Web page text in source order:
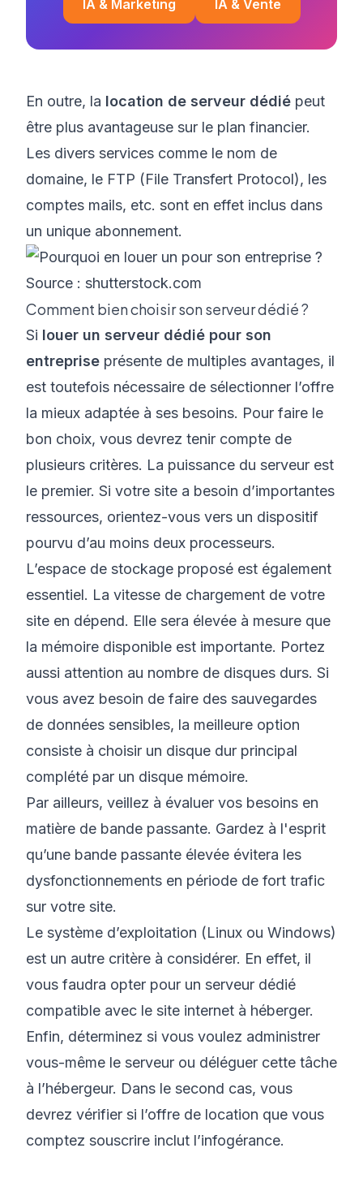
IA & Marketing IA & Vente
En outre, la location de serveur dédié peut
être plus avantageuse sur le plan financier.
Les divers services comme le nom de
domaine, le FTP (File Transfert Protocol), les
comptes mails, etc. sont en effet inclus dans
un unique abonnement.
Source : shutterstock.com
Comment bien choisir son serveur dédié ?
Si louer un serveur dédié pour son
entreprise présente de multiples avantages, il
est toutefois nécessaire de sélectionner l’offre
la mieux adaptée à ses besoins. Pour faire le
bon choix, vous devrez tenir compte de
plusieurs critères. La puissance du serveur est
le premier. Si votre site a besoin d’importantes
ressources, orientez-vous vers un dispositif
pourvu d’au moins deux processeurs.
L’espace de stockage proposé est également
essentiel. La vitesse de chargement de votre
site en dépend. Elle sera élevée à mesure que
la mémoire disponible est importante. Portez
aussi attention au nombre de disques durs. Si
vous avez besoin de faire des sauvegardes
de données sensibles, la meilleure option
consiste à choisir un disque dur principal
complété par un disque mémoire.
Par ailleurs, veillez à évaluer vos besoins en
matière de bande passante. Gardez à l'esprit
qu’une bande passante élevée évitera les
dysfonctionnements en période de fort trafic
sur votre site.
Le système d’exploitation (Linux ou Windows)
est un autre critère à considérer. En effet, il
vous faudra opter pour un serveur dédié
compatible avec le site internet à héberger.
Enfin, déterminez si vous voulez administrer
vous-même le serveur ou déléguer cette tâche
à l’hébergeur. Dans le second cas, vous
devrez vérifier si l’offre de location que vous
comptez souscrire inclut l’infogérance.